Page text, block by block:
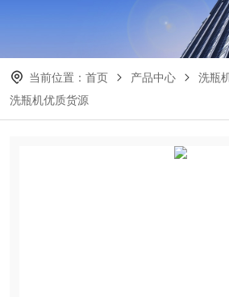
当前位置： 首页 产品中心 洗瓶
洗瓶机优质货源